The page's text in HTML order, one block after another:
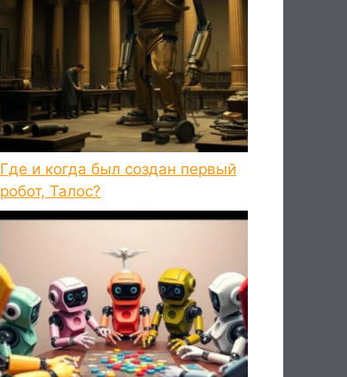
Где и когда был создан первый
робот, Талос?